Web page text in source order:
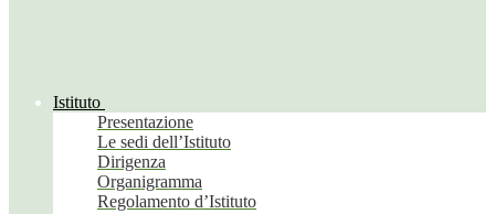
Istituto
Presentazione
Le sedi dell’Istituto
Dirigenza
Organigramma
Regolamento d’Istituto